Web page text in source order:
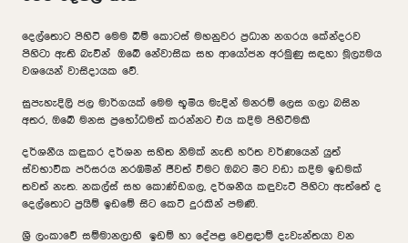
දෙල්තොට පිහිටි මෙම බිම් කොටස් මහනුවර ප්‍රධාන නගරය කේන්දරව
පිහිටා ඇති බැවින් ඔබේ නේවාසික සහ ආයෝජන අරමුණු සඳහා මූල්‍යමය
වශයෙන් වාසිදායක වේ.
සුපැහැදිලි ජල මාර්ගයක් මෙම භූමිය මැදින් මනරම් ලෙස ගලා බසින
අතර, ඔබේ මනස ප්‍රභෝධමත් කරන්නට එය කදිම පිහිටීමකි
දර්ශනීය කඳුකර දර්ශන සහිත නිමක් නැති හරිත වර්ණයෙන් යුත්
ස්වභාවික පරිසරය නරඹමින් ජීවත් වීමට ඔබට මීට වඩා කදිම ඉඩමක්
තවත් නැත. නකල්ස් සහ කොණ්ඩගල, දර්ශනීය කඳුවැටි පිහිටා ඇත්තේ ද
දෙල්තොට ප්‍රයිම් ඉඩමේ සිට කෙටි දුරකින් පමණි.
ශ්‍රී ලංකාවේ සම්මානලාභී ඉඩම් හා දේපළ වෙළඳාම් දැවැන්තයා වන